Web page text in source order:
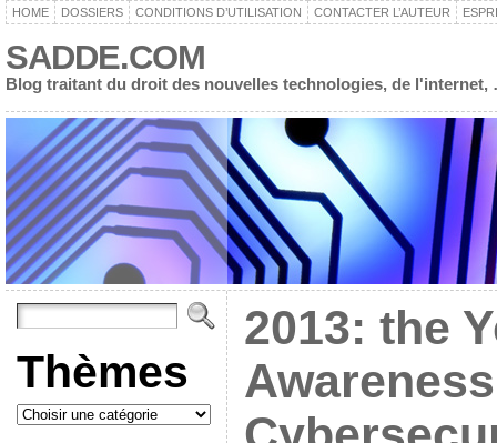
HOME DOSSIERS CONDITIONS D’UTILISATION CONTACTER L’AUTEUR
SADDE.COM
Blog traitant du droit des nouvelles technologies, de l'internet,
Thèmes
2013: the